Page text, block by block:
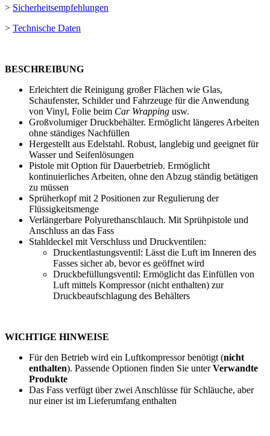
> Sicherheitsempfehlungen
> Technische Daten
BESCHREIBUNG
Erleichtert die Reinigung großer Flächen wie Glas,
Schaufenster, Schilder und Fahrzeuge für die Anwendung
von Vinyl, Folie beim Car Wrapping usw.
Großvolumiger Druckbehälter. Ermöglicht längeres Arbeiten
ohne ständiges Nachfüllen
Hergestellt aus Edelstahl. Robust, langlebig und geeignet für
Wasser und Seifenlösungen
Pistole mit Option für Dauerbetrieb. Ermöglicht
kontinuierliches Arbeiten, ohne den Abzug ständig betätigen
zu müssen
Sprüherkopf mit 2 Positionen zur Regulierung der
Flüssigkeitsmenge
Verlängerbare Polyurethanschlauch. Mit Sprühpistole und
Anschluss an das Fass
Stahldeckel mit Verschluss und Druckventilen:
Druckentlastungsventil: Lässt die Luft im Inneren des
Fasses sicher ab, bevor es geöffnet wird
Druckbefüllungsventil: Ermöglicht das Einfüllen von
Luft mittels Kompressor (nicht enthalten) zur
Druckbeaufschlagung des Behälters
WICHTIGE HINWEISE
Für den Betrieb wird ein Luftkompressor benötigt (nicht
enthalten). Passende Optionen finden Sie unterVerwandte
Produkte
Das Fass verfügt über zwei Anschlüsse für Schläuche, aber
nur einer ist im Lieferumfang enthalten